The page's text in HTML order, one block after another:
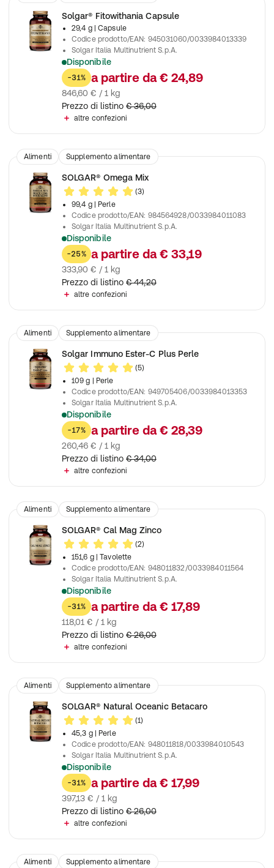
Solgar® Fitowithania Capsule
29,4 g
| Capsule
Codice prodotto/EAN: 945031060/0033984013339
Solgar Italia Multinutrient S.p.A.
Disponibile
Integratore alimentare a base di Withania somnifera
-31% a partire da € 24,89
846,60 € / 1 kg
Prezzo di listino € 36,00
altre confezioni
Alimenti Supplemento alimentare
SOLGAR® Omega Mix
(3)
99,4 g
| Perle
Codice prodotto/EAN: 984564928/0033984011083
Solgar Italia Multinutrient S.p.A.
Disponibile
Contribuisce alla normale funzione cardiaca
-25% a partire da € 33,19
333,90 € / 1 kg
Prezzo di listino € 44,20
altre confezioni
Alimenti Supplemento alimentare
Solgar Immuno Ester-C Plus Perle
(5)
109 g
| Perle
Codice prodotto/EAN: 949705406/0033984013353
Solgar Italia Multinutrient S.p.A.
Disponibile
Contribuisce all'integrazione di nutrienti in caso di aumentato
-17% a partire da € 28,39
260,46 € / 1 kg
Prezzo di listino € 34,00
altre confezioni
Alimenti Supplemento alimentare
SOLGAR® Cal Mag Zinco
(2)
151,6 g
| Tavolette
Codice prodotto/EAN: 948011832/0033984011564
Solgar Italia Multinutrient S.p.A.
Disponibile
Contribuisce al mantenimento di ossa e denti normali
-31% a partire da € 17,89
118,01 € / 1 kg
Prezzo di listino € 26,00
altre confezioni
Alimenti Supplemento alimentare
SOLGAR® Natural Oceanic Betacaro
(1)
45,3 g
| Perle
Codice prodotto/EAN: 948011818/0033984010543
Solgar Italia Multinutrient S.p.A.
Disponibile
Favorisce il benessere della vista e il trofismo e la funzionalità
-31% a partire da € 17,99
397,13 € / 1 kg
Prezzo di listino € 26,00
altre confezioni
Alimenti Supplemento alimentare